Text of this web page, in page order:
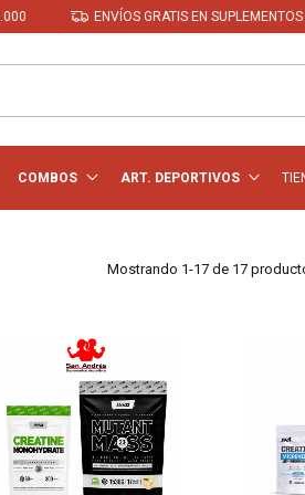
ENVÍOS GRATIS EN SUPLEMENTOS
COMBOS ART. DEPORTIVOS
Mostrando 1-17 de 17